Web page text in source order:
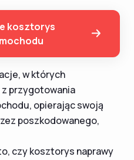
kosztorys
w których
przygotowania
opierając swoją
poszkodowanego,
czy kosztorys naprawy